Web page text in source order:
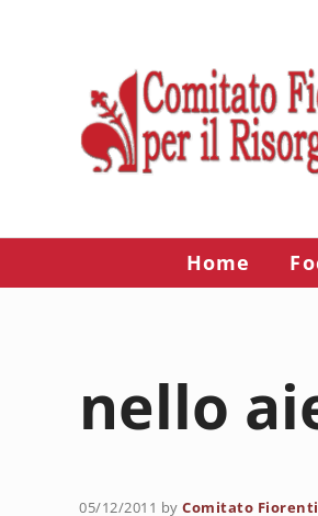
Home
nello
05/12/2011 byComitato